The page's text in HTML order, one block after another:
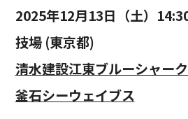
2025年12月13日（土）
技場 (東京都)
清水建設江東ブルーシャー
釜石シーウェイブス